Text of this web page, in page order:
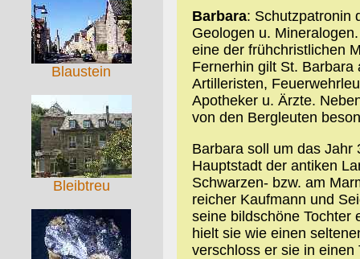
Blaustein
Bleibtreu
Barbara: Schutzpatronin
Geologen u.
eine der frühchristlichen
Fernerhin gilt St. Barbara
Artilleristen,
Apotheker u. Ärzte.
von den Bergleuten
Barbara soll um das Jahr
Hauptstadt der antiken
Schwarzen- bzw. am
reicher Kaufmann und
seine bildschöne Tochter
hielt sie wie einen
verschloss er sie in einen